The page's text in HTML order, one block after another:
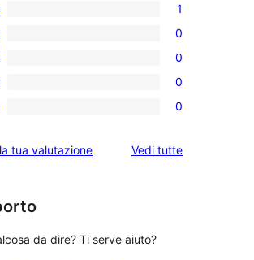
1
0
0
0
0
tua valutazione Vedi tuttele
da dire? Ti serve aiuto?